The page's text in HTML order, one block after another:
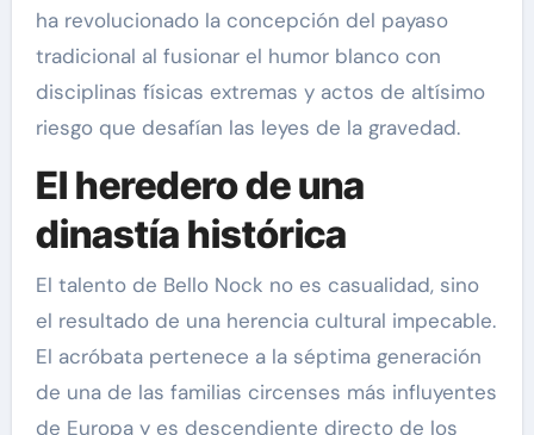
ha revolucionado la concepción del payaso
tradicional al fusionar el humor blanco con
disciplinas físicas extremas y actos de altísimo
riesgo que desafían las leyes de la gravedad.
El heredero de una
dinastía histórica
El talento de Bello Nock no es casualidad, sino
el resultado de una herencia cultural impecable.
El acróbata pertenece a la séptima generación
de una de las familias circenses más influyentes
de Europa y es descendiente directo de los